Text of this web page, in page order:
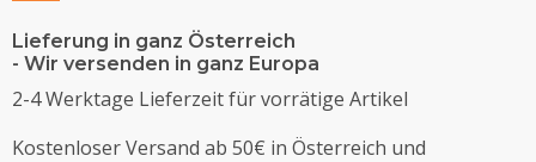
Lieferung in ganz Österreich
- Wir versenden in ganz Europa
2-4 Werktage Lieferzeit für vorrätige Artikel
Kostenloser Versand ab 50€ in Österreich und